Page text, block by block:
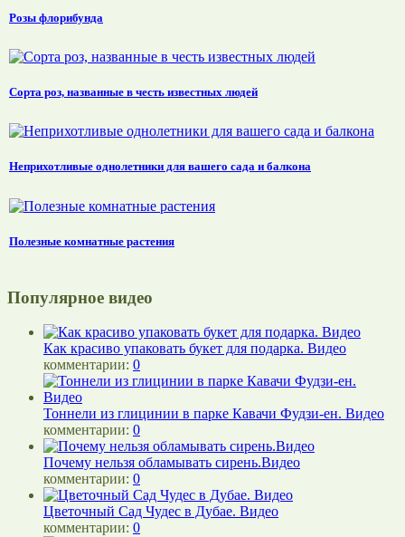
Розы флорибунда
Сорта роз, названные в честь известных людей
Неприхотливые однолетники для вашего сада и балкона
Полезные комнатные растения
Популярное видео
Как красиво упаковать букет для подарка. Видео
комментарии: 0
Тоннели из глицинии в парке Кавачи Фудзи-ен. Видео
комментарии: 0
Почему нельзя обламывать сирень.Видео
комментарии: 0
Цветочный Сад Чудес в Дубае. Видео
комментарии: 0